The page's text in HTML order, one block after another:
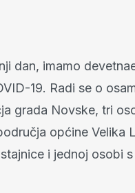
dan, imamo
19. Radi se o
grada Novske, tri
općine Velika
i jednoj osobi